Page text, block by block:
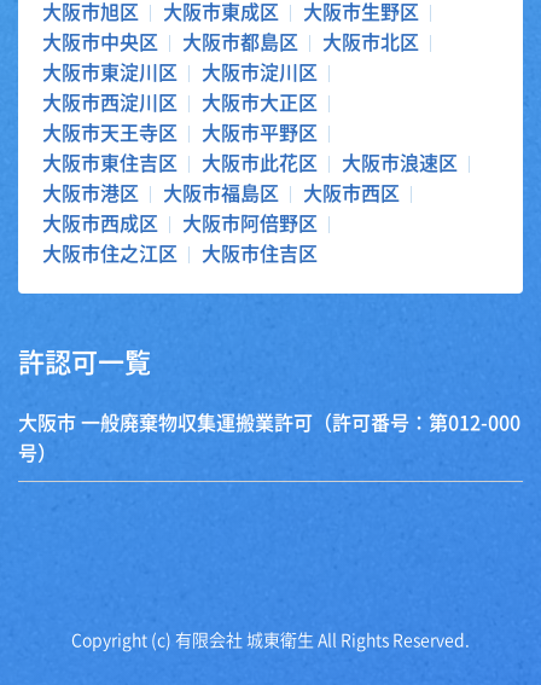
大阪市旭区
大阪市東成区
大阪市生野区
大阪市中央区
大阪市都島区
大阪市北区
大阪市東淀川区
大阪市淀川区
大阪市西淀川区
大阪市大正区
大阪市天王寺区
大阪市平野区
大阪市東住吉区
大阪市此花区
大阪市浪速区
大阪市港区
大阪市福島区
大阪市西区
大阪市西成区
大阪市阿倍野区
大阪市住之江区
大阪市住吉区
許認可一覧
大阪市 一般廃棄物収集運搬業許可（許可番号：第012-000
号）
Copyright (c) 有限会社 城東衛生 All Rights Reserved.